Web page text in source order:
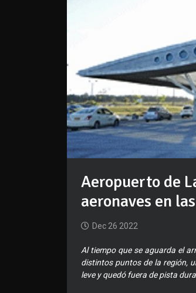
Aeropuerto de
aeronaves en
Dec 26 2022
Al tiempo que se aguarda el
distintos puntos de la región,
leve y quedó fuera de pista